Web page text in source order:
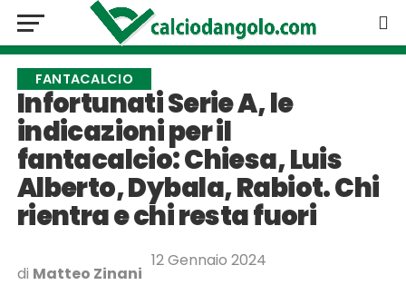
FANTACALCIO
Infortunati Serie A, le
indicazioni per il
fantacalcio: Chiesa, Luis
Alberto, Dybala, Rabiot. Chi
rientra e chi resta fuori
di Matteo Zinani
12 Gennaio 2024